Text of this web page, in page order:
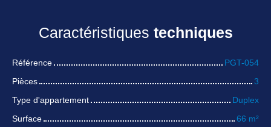
Caractéristiques techniques
Référence
PGT-054
Pièces
3
Type d'appartement
Duplex
Surface
66 m²